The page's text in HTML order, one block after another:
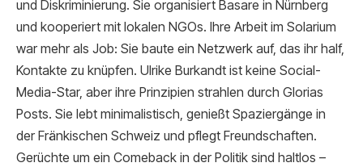
und Diskriminierung. Sie organisiert Basare in Nürnberg
und kooperiert mit lokalen NGOs. Ihre Arbeit im Solarium
war mehr als Job: Sie baute ein Netzwerk auf, das ihr half,
Kontakte zu knüpfen. Ulrike Burkandt ist keine Social-
Media-Star, aber ihre Prinzipien strahlen durch Glorias
Posts. Sie lebt minimalistisch, genießt Spaziergänge in
der Fränkischen Schweiz und pflegt Freundschaften.
Gerüchte um ein Comeback in der Politik sind haltlos –